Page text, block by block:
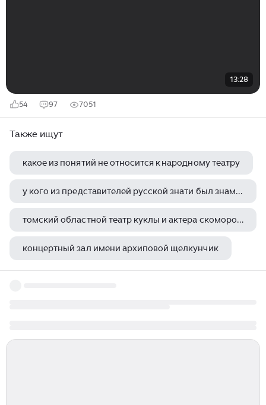
13:28
54 97 7051
Также ищут
какое из понятий не относится к народному театру
у кого из представителей русской знати был знаменитый крепостной театр меншиковы
томский областной театр куклы и актера скоморох имени романа виндермана
концертный зал имени архиповой щелкунчик